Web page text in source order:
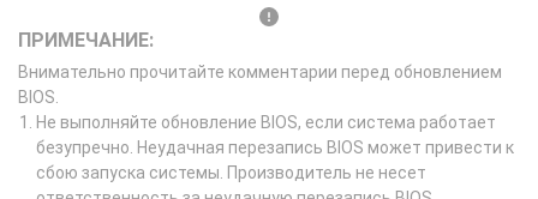
ПРИМЕЧАНИЕ:
Внимательно прочитайте комментарии перед обновлением
BIOS.
Не выполняйте обновление BIOS, если система работает
безупречно. Неудачная перезапись BIOS может привести к
сбою запуска системы. Производитель не несет